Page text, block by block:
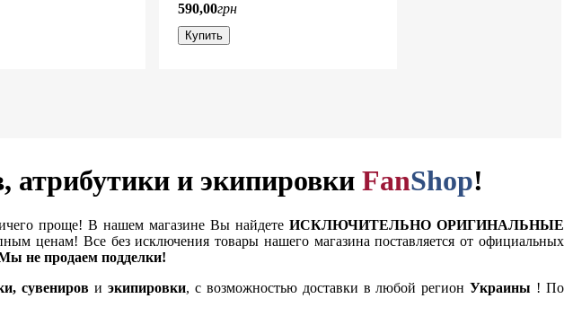
590,00грн
Купить
атрибутики и экипировки FanShop!
проще! В нашем магазине Вы найдете ИСКЛЮЧИТЕЛЬНО ОРИГИНАЛЬНЫЕ
ценам! Все без исключения товары нашего магазина поставляется от официальных
не продаем подделки!
сувениров и экипировки, с возможностью доставки в любой регионУкраины ! По